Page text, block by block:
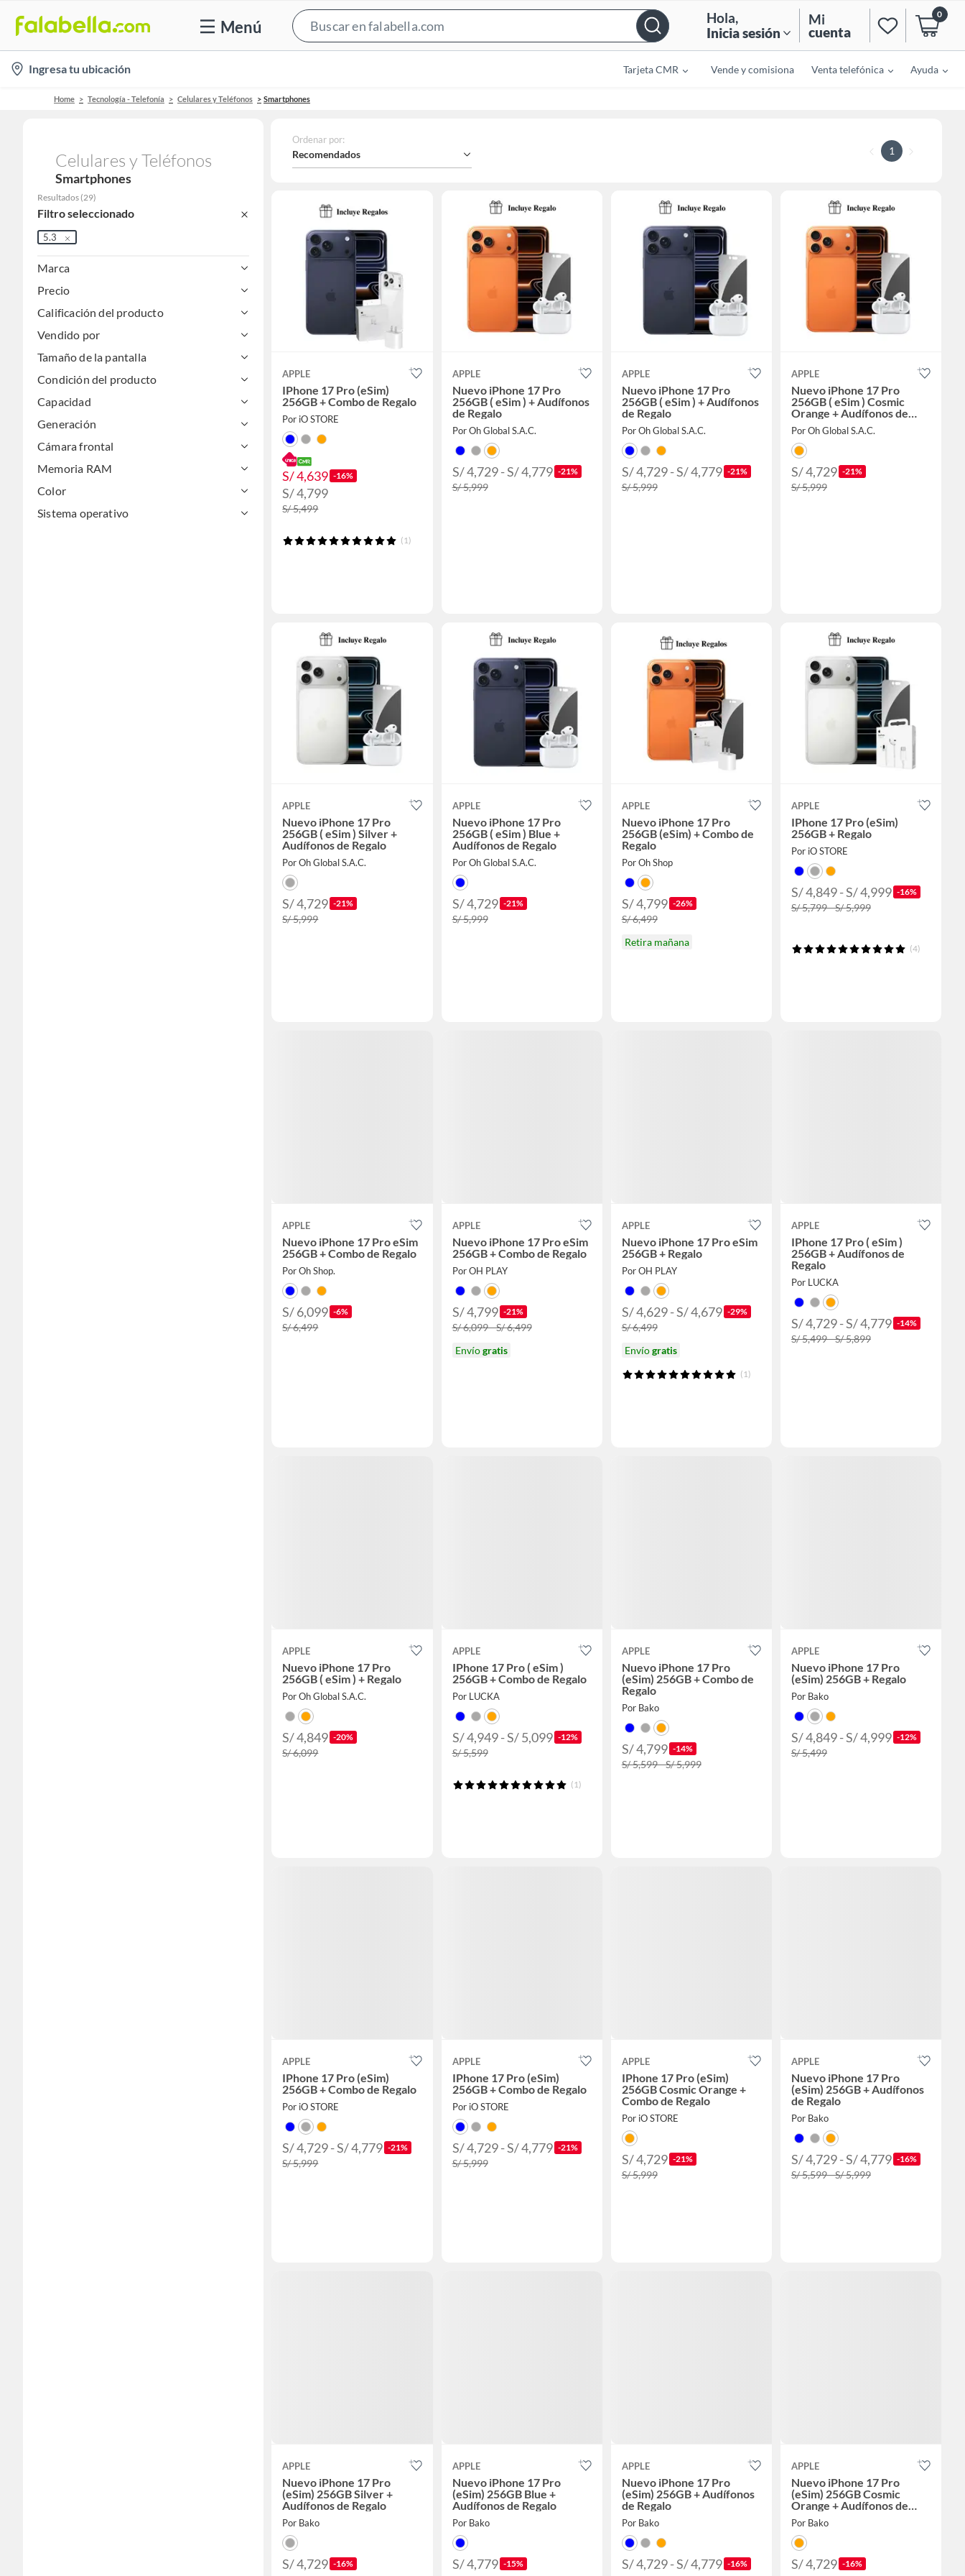
Menú
Bar
Hola,
Inicia sesión
Mi
cuenta
0
location-
icon
Ingresa tu ubicación Tarjeta CMR Vende y comisiona Venta telefónica Ayuda
Home Tecnología - Telefonía Celulares y Teléfonos Smartphones
Celulares y Teléfonos
Smartphones
Resultados (29)
Filtro seleccionado
5.3
Marca
Precio
Calificación del producto
Vendido por
Tamaño de la pantalla
Condición del producto
Capacidad
Generación
Cámara frontal
Memoria RAM
Color
Sistema operativo
Ordenar por:
Recomendados 1
APPLE
IPhone 17 Pro (eSim)
256GB + Combo de Regalo
Por iO STORE
S/ 4,639 -16%
S/ 4,799
S/ 5,499
(1)
APPLE
Nuevo iPhone 17 Pro
256GB ( eSim ) + Audífonos
de Regalo
Por Oh Global S.A.C.
S/ 4,729 - S/ 4,779 -21%
S/ 5,999
APPLE
Nuevo iPhone 17 Pro
256GB ( eSim ) + Audífonos
de Regalo
Por Oh Global S.A.C.
S/ 4,729 - S/ 4,779 -21%
S/ 5,999
APPLE
Nuevo iPhone 17 Pro
256GB ( eSim ) Cosmic
Orange + Audífonos de
Regalo
Por Oh Global S.A.C.
S/ 4,729 -21%
S/ 5,999
APPLE
Nuevo iPhone 17 Pro
256GB ( eSim ) Silver +
Audífonos de Regalo
Por Oh Global S.A.C.
S/ 4,729 -21%
S/ 5,999
APPLE
Nuevo iPhone 17 Pro
256GB ( eSim ) Blue +
Audífonos de Regalo
Por Oh Global S.A.C.
S/ 4,729 -21%
S/ 5,999
APPLE
Nuevo iPhone 17 Pro
256GB (eSim) + Combo de
Regalo
Por Oh Shop
S/ 4,799 -26%
S/ 6,499
Retira mañana
APPLE
IPhone 17 Pro (eSim)
256GB + Regalo
Por iO STORE
S/ 4,849 - S/ 4,999 -16%
S/ 5,799 - S/ 5,999
(4)
APPLE
Nuevo iPhone 17 Pro eSim
256GB + Combo de Regalo
Por Oh Shop.
S/ 6,099 -6%
S/ 6,499
APPLE
Nuevo iPhone 17 Pro eSim
256GB + Combo de Regalo
Por OH PLAY
S/ 4,799 -21%
S/ 6,099 - S/ 6,499
Envíogratis
APPLE
Nuevo iPhone 17 Pro eSim
256GB + Regalo
Por OH PLAY
S/ 4,629 - S/ 4,679 -29%
S/ 6,499
Envíogratis
(1)
APPLE
IPhone 17 Pro ( eSim )
256GB + Audífonos de
Regalo
Por LUCKA
S/ 4,729 - S/ 4,779 -14%
S/ 5,499 - S/ 5,899
APPLE
Nuevo iPhone 17 Pro
256GB ( eSim ) + Regalo
Por Oh Global S.A.C.
S/ 4,849 -20%
S/ 6,099
APPLE
IPhone 17 Pro ( eSim )
256GB + Combo de Regalo
Por LUCKA
S/ 4,949 - S/ 5,099 -12%
S/ 5,599
(1)
APPLE
Nuevo iPhone 17 Pro
(eSim) 256GB + Combo de
Regalo
Por Bako
S/ 4,799 -14%
S/ 5,599 - S/ 5,999
APPLE
Nuevo iPhone 17 Pro
(eSim) 256GB + Regalo
Por Bako
S/ 4,849 - S/ 4,999 -12%
S/ 5,499
APPLE
IPhone 17 Pro (eSim)
256GB + Combo de Regalo
Por iO STORE
S/ 4,729 - S/ 4,779 -21%
S/ 5,999
APPLE
IPhone 17 Pro (eSim)
256GB + Combo de Regalo
Por iO STORE
S/ 4,729 - S/ 4,779 -21%
S/ 5,999
APPLE
IPhone 17 Pro (eSim)
256GB Cosmic Orange +
Combo de Regalo
Por iO STORE
S/ 4,729 -21%
S/ 5,999
APPLE
Nuevo iPhone 17 Pro
(eSim) 256GB + Audífonos
de Regalo
Por Bako
S/ 4,729 - S/ 4,779 -16%
S/ 5,599 - S/ 5,999
APPLE
Nuevo iPhone 17 Pro
(eSim) 256GB Silver +
Audífonos de Regalo
Por Bako
S/ 4,729 -16%
APPLE
Nuevo iPhone 17 Pro
(eSim) 256GB Blue +
Audífonos de Regalo
Por Bako
S/ 4,779 -15%
APPLE
Nuevo iPhone 17 Pro
(eSim) 256GB + Audífonos
de Regalo
Por Bako
S/ 4,729 - S/ 4,779 -16%
APPLE
Nuevo iPhone 17 Pro
(eSim) 256GB Cosmic
Orange + Audífonos de
Regalo
Por Bako
S/ 4,729 -16%